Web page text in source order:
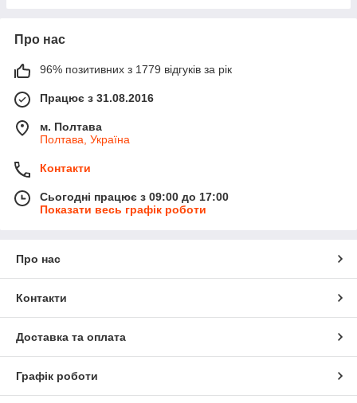
Про нас
96% позитивних з 1779 відгуків за рік
Працює з 31.08.2016
м. Полтава
Полтава, Україна
Контакти
Сьогодні працює з 09:00 до 17:00
Показати весь графік роботи
Про нас
Контакти
Доставка та оплата
Графік роботи